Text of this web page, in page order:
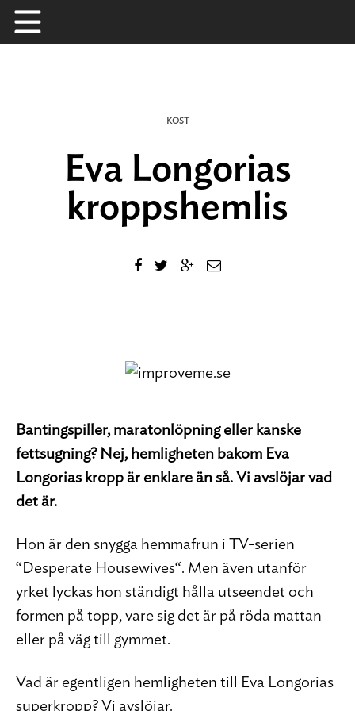
Skip
to
KOST
Eva Longorias
kroppshemlis
Bantingspiller, maratonlöpning eller kanske
fettsugning? Nej, hemligheten bakom Eva
Longorias kropp är enklare än så. Vi avslöjar vad
det är.
Hon är den snygga hemmafrun i TV-serien
“Desperate Housewives“. Men även utanför
yrket lyckas hon ständigt hålla utseendet och
formen på topp, vare sig det är på röda mattan
eller på väg till gymmet.
Vad är egentligen hemligheten till Eva Longorias
superkropp? Vi avslöjar.